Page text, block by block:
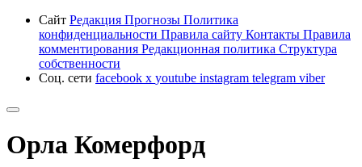
Сайт Редакция Прогнозы Политика
конфиденциальности Правила сайту Контакты Правила
комментирования Редакционная политика Структура
собственности
Соц. сети facebook x youtube instagram telegram viber
Орла Комерфорд